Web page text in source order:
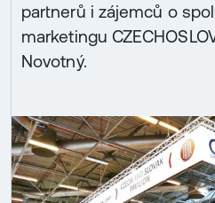
partnerů i zájemců o
marketingu
Novotný.